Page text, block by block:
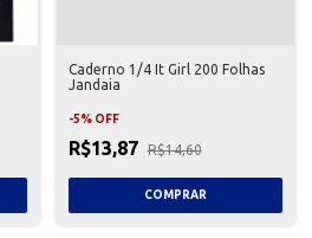
Caderno 1/4 It Girl 200 Folhas
Jandaia
-5% OFF
R$13,87 R$14,60